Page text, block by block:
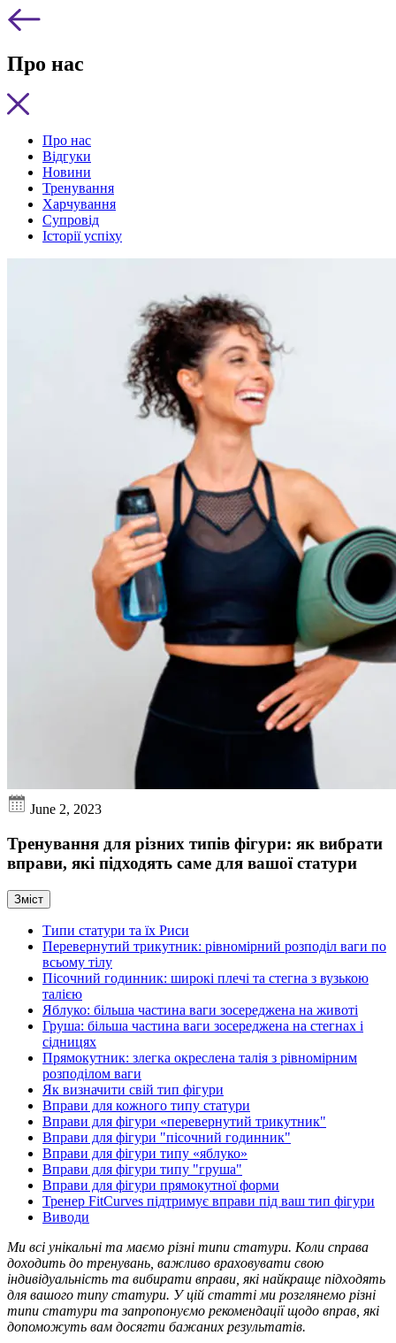
Про нас
Про нас
Відгуки
Новини
Тренування
Харчування
Супровід
Історії успіху
June 2, 2023
Тренування для різних типів фігури: як вибрати
вправи, які підходять саме для вашої статури
Зміст
Типи статури та їх Риси
Перевернутий трикутник: рівномірний розподіл ваги по
всьому тілу
Пісочний годинник: широкі плечі та стегна з вузькою
талією
Яблуко: більша частина ваги зосереджена на животі
Груша: більша частина ваги зосереджена на стегнах і
сідницях
Прямокутник: злегка окреслена талія з рівномірним
розподілом ваги
Як визначити свій тип фігури
Вправи для кожного типу статури
Вправи для фігури «перевернутий трикутник"
Вправи для фігури "пісочний годинник"
Вправи для фігури типу «яблуко»
Вправи для фігури типу "груша"
Вправи для фігури прямокутної форми
Тренер FitCurves підтримує вправи під ваш тип фігури
Виводи
Ми всі унікальні та маємо різні типи статури. Коли справа
доходить до тренувань, важливо враховувати свою
індивідуальність та вибирати вправи, які найкраще підходять
для вашого типу статури. У цій статті ми розглянемо різні
типи статури та запропонуємо рекомендації щодо вправ, які
допоможуть вам досягти бажаних результатів.